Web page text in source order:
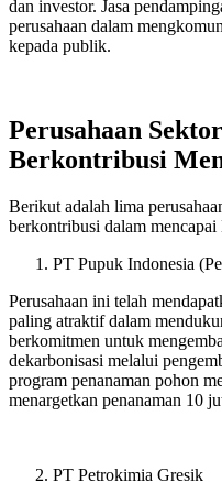
dan investor. Jasa
perusahaan dalam
kepada publik.
Perusahaan
Berkontribusi
Berikut adalah lima
berkontribusi dalam
PT Pupuk Indonesia
Perusahaan ini telah
paling atraktif dalam
berkomitmen untuk
dekarbonisasi melalui
program penanaman pohon
menargetkan penanaman 10
PT Petrokimia Gresik